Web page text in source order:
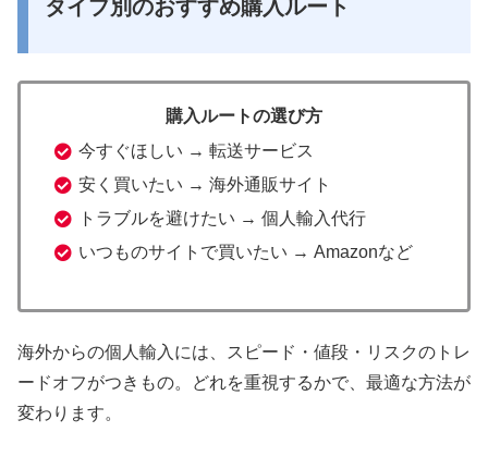
タイプ別のおすすめ購入ルート
購入ルートの選び方
今すぐほしい → 転送サービス
安く買いたい → 海外通販サイト
トラブルを避けたい → 個人輸入代行
いつものサイトで買いたい → Amazonなど
海外からの個人輸入には、スピード・値段・リスクのトレ
ードオフがつきもの。どれを重視するかで、最適な方法が
変わります。